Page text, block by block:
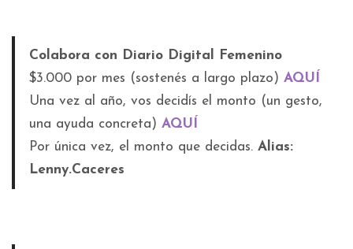
Colabora con Diario Digital Femenino
$3.000 por mes (sostenés a largo plazo) AQUÍ
Una vez al año, vos decidís el monto (un gesto,
una ayuda concreta) AQUÍ
Por única vez, el monto que decidas. Alias:
Lenny.Caceres